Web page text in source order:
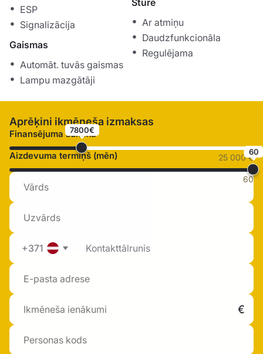
ESP
Signalizācija
Gaismas
Automāt. tuvās gaismas
Lampu mazgātāji
Stūre
Ar atmiņu
Daudzfunkcionāla
Regulējama
Aprēķini ikmēneša izmaksas
Finansējuma summa
7800€
25 000 €
Aizdevuma termiņš (mēn) 60
60
+371